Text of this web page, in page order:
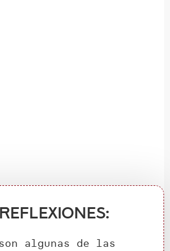
algunas de las